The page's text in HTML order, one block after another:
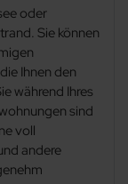
oder
Sie können
Ihnen den
während Ihres
sind
voll
andere